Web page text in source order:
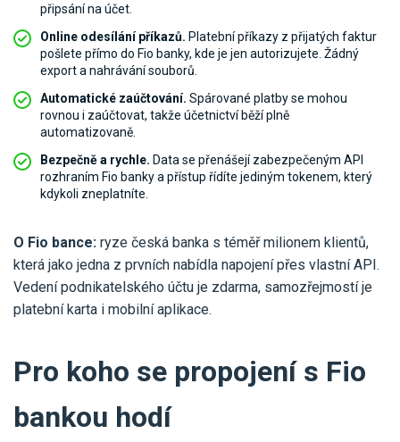
připsání na účet.
Online odesílání příkazů. Platební příkazy z přijatých faktur
pošlete přímo do Fio banky, kde je jen autorizujete. Žádný
export a nahrávání souborů.
Automatické zaúčtování. Spárované platby se mohou
rovnou i zaúčtovat, takže účetnictví běží plně
automatizovaně.
Bezpečně a rychle. Data se přenášejí zabezpečeným API
rozhraním Fio banky a přístup řídíte jediným tokenem, který
kdykoli zneplatníte.
O Fio bance: ryze česká banka s téměř milionem klientů,
která jako jedna z prvních nabídla napojení přes vlastní API.
Vedení podnikatelského účtu je zdarma, samozřejmostí je
platební karta i mobilní aplikace.
Pro koho se propojení s Fio
bankou hodí